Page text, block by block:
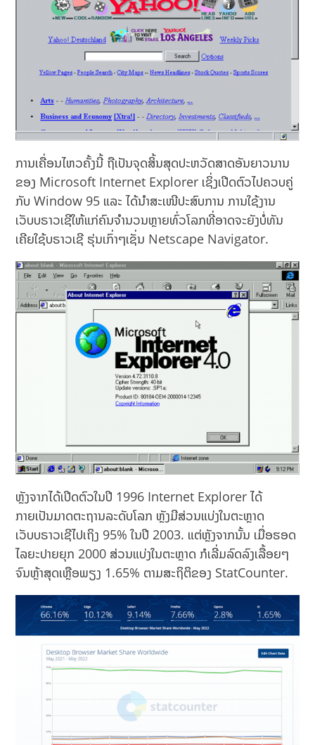
ການເຄື່ອນໄຫວຄັ້ງນີ້ ຖືເປັນຈຸດສິ້ນສຸດປະຫວັດສາດອັນຍາວນານ
ຂອງ Microsoft Internet Explorer ເຊິ່ງເປີດຕົວໄປຄວບຄູ່
ກັບ Window 95 ແລະ ໄດ້ນຳສະເໜີປະສົບການ ການໃຊ້ງານ
ເວັບບຣາວເຊີໃຫ້ແກ່ຄົນຈຳນວນຫຼາຍທົ່ວໂລກທີ່ອາດຈະຍັງບໍ່ທັນ
ເຄີຍໃຊ້ບຣາວເຊີ ຮຸ່ນເກົ່າໆເຊັ່ນ Netscape Navigator.
ຫຼັງຈາກໄດ້ເປີດຕົວໃນປີ 1996 Internet Explorer ໄດ້
ກາຍເປັນມາດຕະຖານລະດັບໂລກ ຫຼັງມີສ່ວນແບ່ງໃນຕະຫຼາດ
ເວັບບຣາວເຊີໄປເຖິງ 95% ໃນປີ 2003. ແຕ່ຫຼັງຈາກນັ້ນ ເມື່ອຮອດ
ໄລຍະປາຍຍຸກ 2000 ສ່ວນແບ່ງໃນຕະຫຼາດ ກໍເລີ່ມລົດລົງເລື້ອຍໆ
ຈົນຫຼ້າສຸດເຫຼືອພຽງ 1.65% ຕາມສະຖິຕິຂອງ StatCounter.